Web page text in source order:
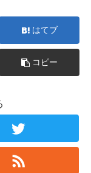
はてブ
コピー